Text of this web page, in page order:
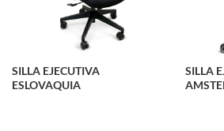
SILLA EJECUTIVA
ESLOVAQUIA
SILLA